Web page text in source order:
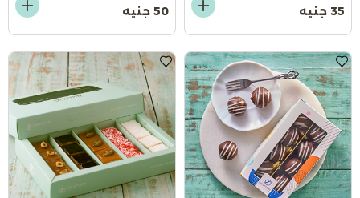
35 جنيه 50 جنيه